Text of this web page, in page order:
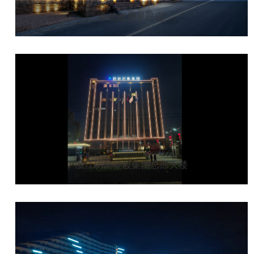
余杭观鹿里民宿
浙江玥然控股集团总部大楼